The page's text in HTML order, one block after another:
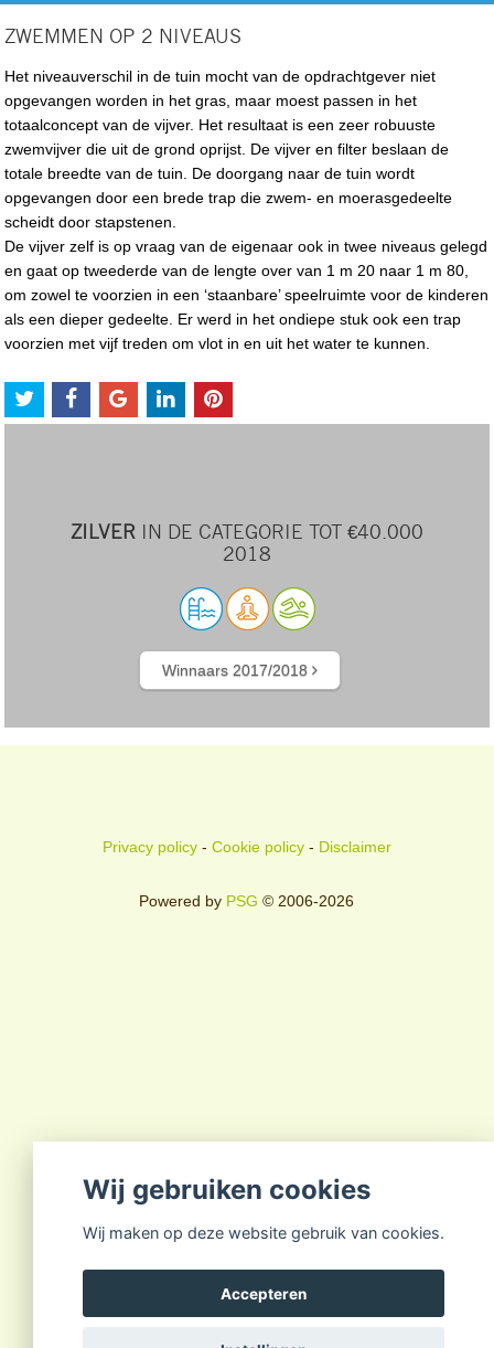
ZWEMMEN OP 2 NIVEAUS
Het niveauverschil in de tuin mocht van de opdrachtgever niet
opgevangen worden in het gras, maar moest passen in het
totaalconcept van de vijver. Het resultaat is een zeer robuuste
zwemvijver die uit de grond oprijst. De vijver en filter beslaan de
totale breedte van de tuin. De doorgang naar de tuin wordt
opgevangen door een brede trap die zwem- en moerasgedeelte
scheidt door stapstenen.
De vijver zelf is op vraag van de eigenaar ook in twee niveaus gelegd
en gaat op tweederde van de lengte over van 1 m 20 naar 1 m 80,
om zowel te voorzien in een ‘staanbare’ speelruimte voor de kinderen
als een dieper gedeelte. Er werd in het ondiepe stuk ook een trap
voorzien met vijf treden om vlot in en uit het water te kunnen.
ZILVER IN DE CATEGORIE TOT €40.000
2018
Winnaars 2017/2018
Privacy policy- Cookie policy- Disclaimer
Powered by PSG © 2006-2026
Wij gebruiken cookies
Wij maken op deze website gebruik van cookies.
Accepteren